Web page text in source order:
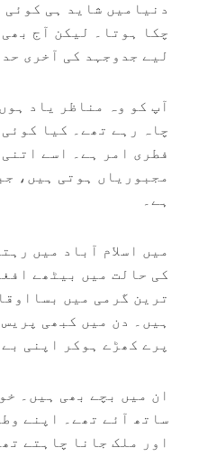
دنیامیں شاید ہی
چکا ہوتا۔ لیکن آج
لیے جدوجہد کی آخری
آپ کو وہ مناظر یاد
چاہ رہے تھے۔ کیا
فطری امر ہے۔ اسے
مجبوریاں ہوتی ہیں،
ہے۔
میں اسلام آباد میں
کی حالت میں بیٹھے
ترین گرمی میں
ہیں۔ دن میں کبھی
پرے کھڑے ہوکر اپنی
ان میں بچے بھی ہیں۔
ساتھ آئے تھے۔ اپنے
اور ملک جانا چاہتے